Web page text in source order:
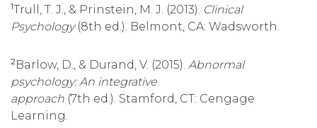
1Trull, T. J., & Prinstein, M. J. (2013). Clinical
Psychology(8th ed.). Belmont, CA: Wadsworth.
2Barlow, D., & Durand, V. (2015). Abnormal
psychology: An integrative
approach (7th ed.). Stamford, CT: Cengage
Learning.